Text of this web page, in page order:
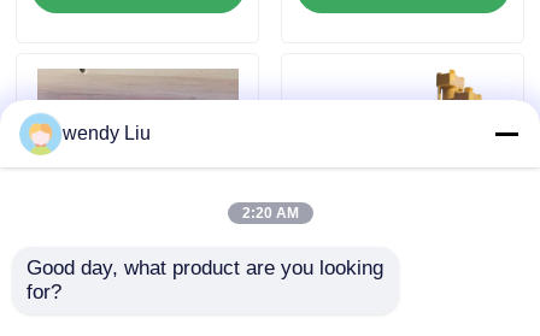
Qualitätskontrolle
Treten Sie mit uns in Verbindung
Nachrichten
13C0059 Knopfventil
wendy Liu
2:20 AM
Good day, what product are you looking
for?